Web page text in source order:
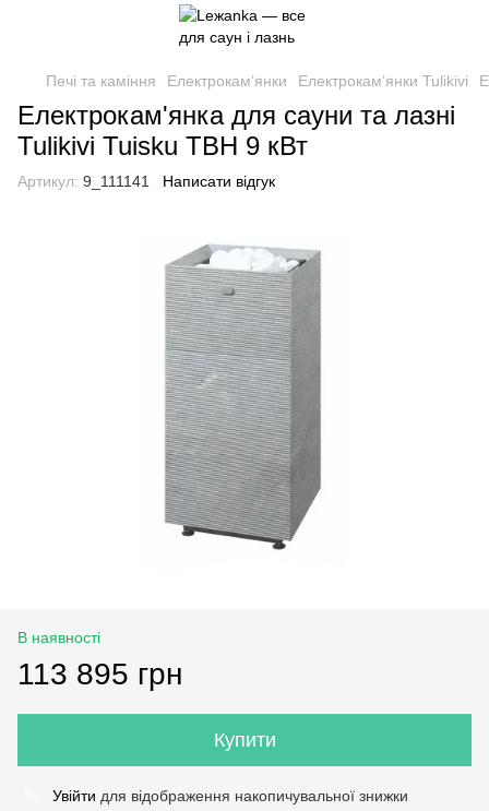
Печі та каміння Електрокам’янки Електрокам’янки Tulikivi
Електрокам'янка для сауни та лазні
Tulikivi Tuisku TBH 9 кВт
Артикул: 9_111141 Написати відгук
В наявності
113 895 грн
Купити
Увійти для відображення накопичувальної знижки